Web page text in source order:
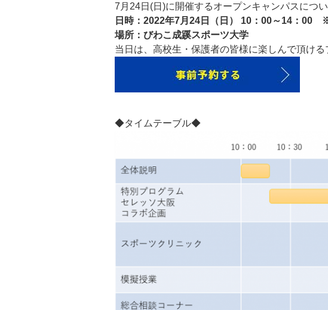
7月24日(日)に開催するオープンキャンパスについ
日時：2022年7月24日（日） 10：00～14：00
場所：びわこ成蹊スポーツ大学
当日は、高校生・保護者の皆様に楽しんで頂け
◆タイムテーブル◆